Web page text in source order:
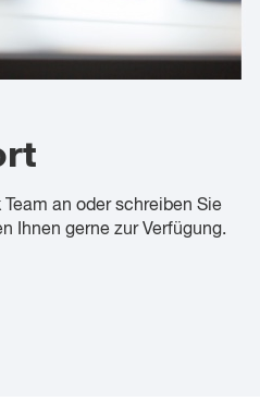
an oder schreiben Sie
Ihnen gerne zur Verfügung.